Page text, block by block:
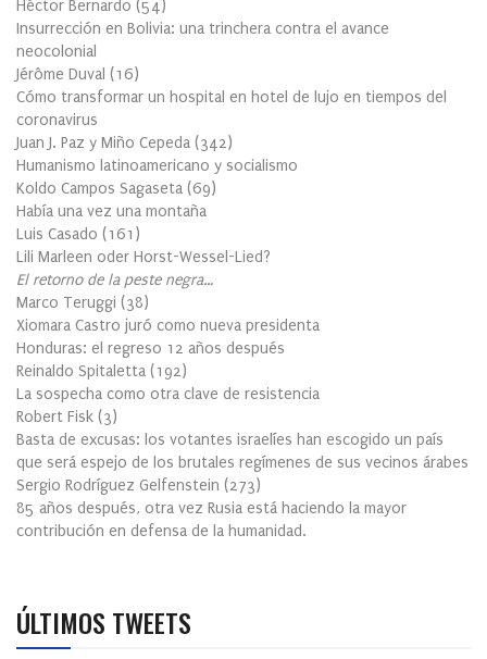
Héctor Bernardo (54)
Insurrección en Bolivia: una trinchera contra el avance
neocolonial
Jérôme Duval (16)
Cómo transformar un hospital en hotel de lujo en tiempos del
coronavirus
Juan J. Paz y Miño Cepeda (342)
Humanismo latinoamericano y socialismo
Koldo Campos Sagaseta (69)
Había una vez una montaña
Luis Casado (161 )
Lili Marleen oder Horst-Wessel-Lied?
El retorno de la peste negra…
Marco Teruggi (38)
Xiomara Castro juró como nueva presidenta
Honduras: el regreso 12 años después
Reinaldo Spitaletta (192)
La sospecha como otra clave de resistencia
Robert Fisk (3)
Basta de excusas: los votantes israelíes han escogido un país
que será espejo de los brutales regímenes de sus vecinos árabes
Sergio Rodríguez Gelfenstein (273)
85 años después, otra vez Rusia está haciendo la mayor
contribución en defensa de la humanidad.
ÚLTIMOS TWEETS